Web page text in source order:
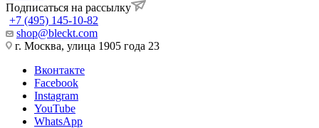
Подписаться на рассылку
+7 (495) 145-10-82
shop@bleckt.com
г. Москва, улица 1905 года 23
Вконтакте
Facebook
Instagram
YouTube
WhatsApp